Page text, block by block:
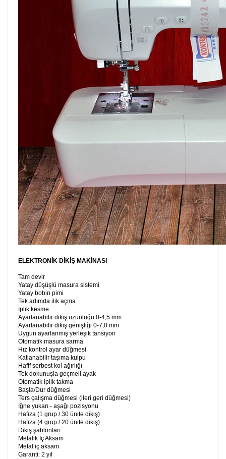
ELEKTRONİK DİKİŞ MAKİNASI
Tam devir
Yatay düşüşlü masura sistemi
Yatay bobin pimi
Tek adımda ilik açma
İplik kesme
Ayarlanabilir dikiş uzunluğu 0-4,5 mm
Ayarlanabilir dikiş genişliği 0-7,0 mm
Uygun ayarlanmış yerleşik tansiyon
Otomatik masura sarma
Hız kontrol ayar düğmesi
Katlanabilir taşıma kulpu
Hafif serbest kol ağırlığı
Tek dokunuşla geçmeli ayak
Otomatik iplik takma
Başla/Dur düğmesi
Ters çalışma düğmesi (ileri geri düğmesi)
İğne yukarı - aşağı pozisyonu
Hafıza (1 grup / 30 ünite dikiş)
Hafıza (4 grup / 20 ünite dikiş)
Dikiş şablonları
Metalik İç Aksam
Metal iç aksam
Garanti: 2 yıl